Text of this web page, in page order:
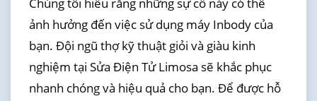
ảnh hưởng đến việc sử dụng máy Inbody của
bạn. Đội ngũ thợ kỹ thuật giỏi và giàu kinh
nghiệm tại Sửa Điện Tử Limosa sẽ khắc phục
nhanh chóng và hiệu quả cho bạn. Để được hỗ